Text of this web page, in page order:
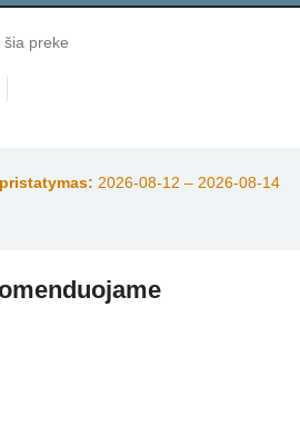
šia preke
2026-08-12 – 2026-08-14